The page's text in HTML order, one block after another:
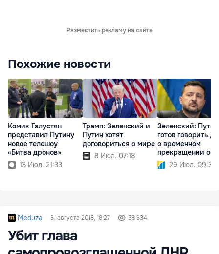
Разместить рекламу на сайте
Похожие новости
Комик Галустян
представил Путину
новое телешоу
«Битва дронов»
13 Июл. 21:33
Трамп: Зеленский и
Путин хотят
договориться о мире
8 Июл. 07:18
Зеленский:
готов говорить
о временном
прекращении
29 Июл. 09:32
Meduza 31 августа 2018, 18:27 38 334
Убит глава